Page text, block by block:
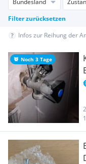
Bundesland
Filter zurücksetzen
Infos zur Reihung der
Noch 3 Tage